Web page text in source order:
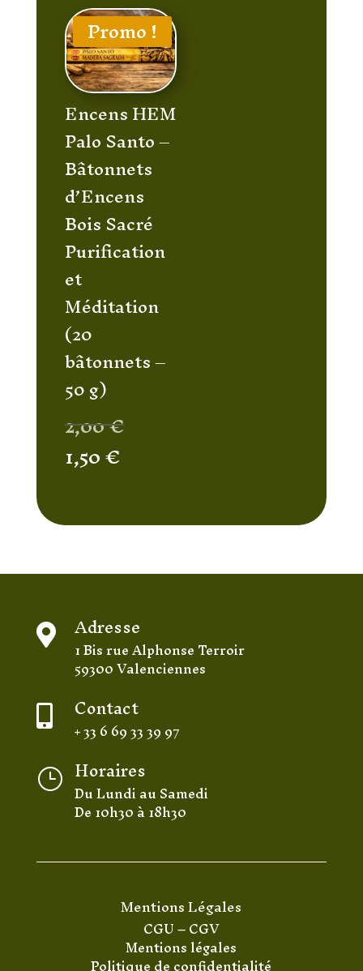
était :
2,00 €.
actuel
est :
1,50 €.
Promo !
Encens HEM
Palo Santo –
Bâtonnets
d’Encens
Bois Sacré
Purification
et
Méditation
(20
bâtonnets –
50 g)
2,00€Le
1,50€Le
actuel
1,50 €.
 Adresse
1 Bis rue Alphonse Terroir
59300 Valenciennes
 Contact
+ 33 6 69 33 39 97
} Horaires
Du Lundi au Samedi
De 10h30 à 18h30
Mentions Légales
CGU–CGV
Mentions légales